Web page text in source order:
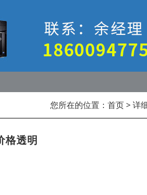
您所在的位置： 首页> 详
格透明